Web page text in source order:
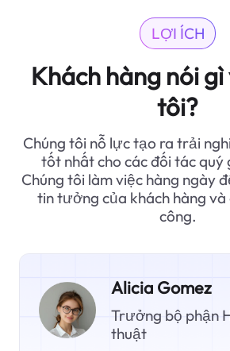
LỢI ÍCH
Khách hàng nói gì
tôi?
Chúng tôi nỗ lực tạo ra trải
tốt nhất cho các đối tác quý
Chúng tôi làm việc hàng ngày
tin tưởng của khách hàng và
công.
Alicia Gomez
Trưởng bộ phận
thuật